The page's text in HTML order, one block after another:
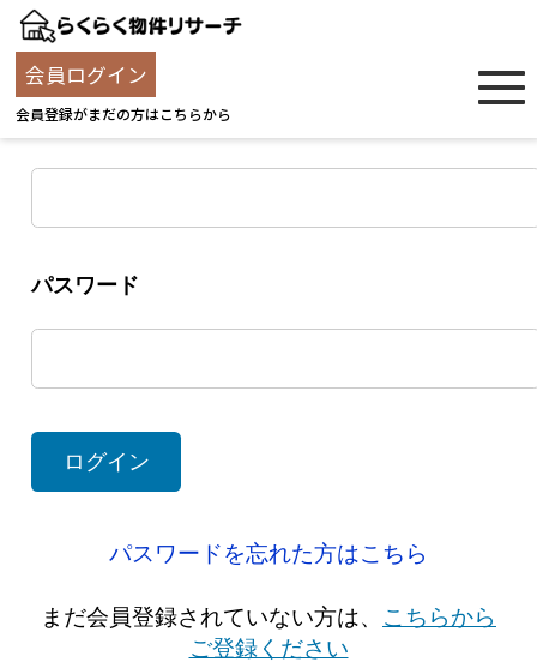
会員ログイン
会員登録がまだの方はこちらから
ユーザー名
パスワード
パスワードを忘れた方はこちら
まだ会員登録されていない方は、 こちらから
ご登録ください